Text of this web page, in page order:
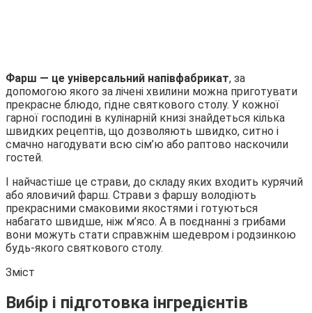
Фарш — це універсальний напівфабрикат, за
допомогою якого за лічені хвилини можна приготувати
прекрасне блюдо, гідне святкового столу. У кожної
гарної господині в кулінарній книзі знайдеться кілька
швидких рецептів, що дозволяють швидко, ситно і
смачно нагодувати всю сім’ю або раптово наскочили
гостей.
І найчастіше це страви, до складу яких входить курячий
або яловичий фарш. Страви з фаршу володіють
прекрасними смаковими якостями і готуються
набагато швидше, ніж м’ясо. А в поєднанні з грибами
вони можуть стати справжнім шедевром і родзинкою
будь-якого святкового столу.
Зміст
Вибір і підготовка інгредієнтів